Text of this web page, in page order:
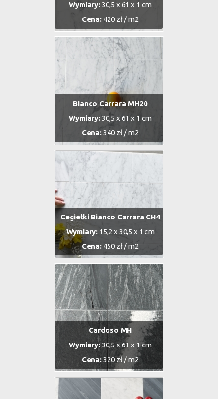
Wymiary:30,5 x 61 x 1 cm
Cena: 420 zł / m2
Bianco Carrara MH20
Wymiary:30,5 x 61 x 1 cm
Cena:340 zł / m2
Cegiełki Bianco Carrara CH4
Wymiary:15,2 x 30,5 x 1 cm
Cena: 450 zł / m2
Cardoso MH
Wymiary:30,5 x 61 x 1 cm
Cena:320 zł / m2